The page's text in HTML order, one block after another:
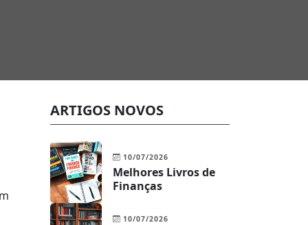
ARTIGOS NOVOS
10/07/2026
Melhores Livros de
Finanças
10/07/2026